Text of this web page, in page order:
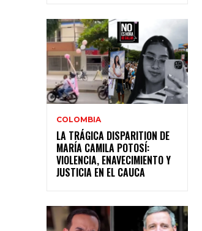
COLOMBIA
LA TRÁGICA DISPARITION DE
MARÍA CAMILA POTOSÍ:
VIOLENCIA, ENAVECIMIENTO Y
JUSTICIA EN EL CAUCA